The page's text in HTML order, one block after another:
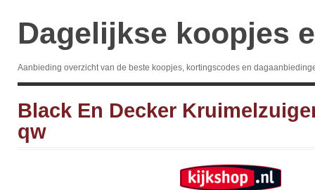
Dagelijkse koopjes
Aanbieding overzicht van de beste koopjes, kortingscodes en
Black En Decker
qw